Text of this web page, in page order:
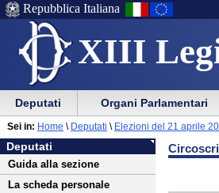
XIII
Menu
di
ausilio
alla
navigazione
Vai
Menu
di
navigazione
principale
Repubblica Italiana
Menu
di
navigazione
principale
Vai
menu
di
sezione
Deputati Organi Parlamentari
Deputati
Vai
al
contenuto
Deputati
Guida alla sezione
La scheda personale
Sei in: Home \ Deputati \ Elezioni del 21 aprile